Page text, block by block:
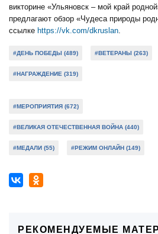
викторине «Ульяновск – мой край
предлагают обзор «Чудеса природы
ссылке https://vk.com/dkruslan
#ДЕНЬ ПОБЕДЫ (489) #ВЕТЕРАНЫ (263)
#НАГРАЖДЕНИЕ (319)
#МЕРОПРИЯТИЯ (672)
#ВЕЛИКАЯ ОТЕЧЕСТВЕННАЯ ВОЙНА (440)
#МЕДАЛИ (55) #РЕЖИМ ОНЛАЙН (149)
РЕКОМЕНДУЕМЫЕ